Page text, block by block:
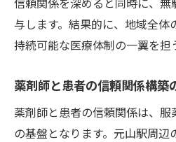
与します。結果的に、地域全体
持続可能な医療体制の一翼を担
薬剤師と患者の信頼関係構築
薬剤師と患者の信頼関係は、
の基盤となります。元山駅周辺